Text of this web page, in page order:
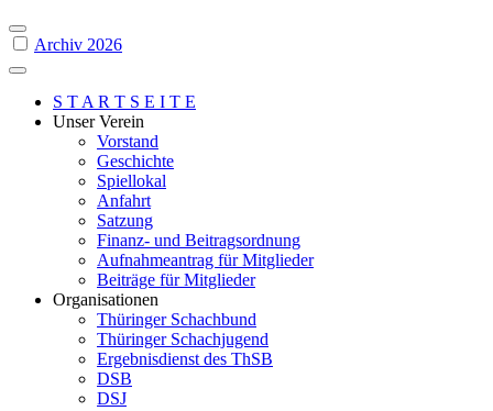
Archiv 2026
S T A R T S E I T E
Unser Verein
Vorstand
Geschichte
Spiellokal
Anfahrt
Satzung
Finanz- und Beitragsordnung
Aufnahmeantrag für Mitglieder
Beiträge für Mitglieder
Organisationen
Thüringer Schachbund
Thüringer Schachjugend
Ergebnisdienst des ThSB
DSB
DSJ